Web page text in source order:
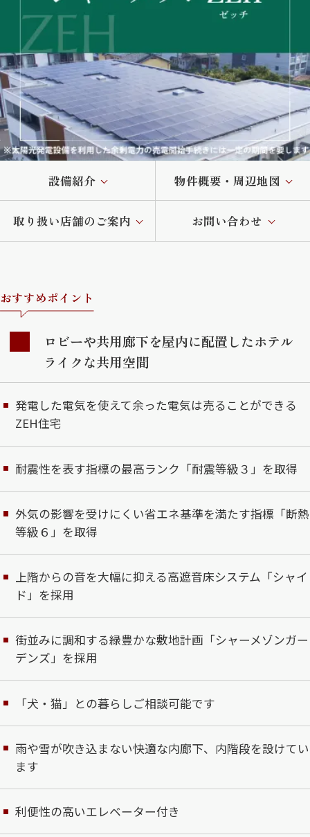
設備紹介 物件概要・周辺地図
取り扱い店舗のご案内 お問い合わせ
おすすめポイント
ロビーや共用廊下を屋内に配置したホテル
ライクな共用空間
発電した電気を使えて余った電気は売ることができる
ZEH住宅
耐震性を表す指標の最高ランク「耐震等級３」を取得
外気の影響を受けにくい省エネ基準を満たす指標「断熱
等級６」を取得
上階からの音を大幅に抑える高遮音床システム「シャイ
ド」を採用
街並みに調和する緑豊かな敷地計画「シャーメゾンガー
デンズ」を採用
「犬・猫」との暮らしご相談可能です
雨や雪が吹き込まない快適な内廊下、内階段を設けてい
ます
利便性の高いエレベーター付き